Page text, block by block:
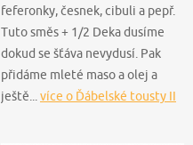
feferonky, česnek, cibuli a pepř.
Tuto směs + 1/2 Deka dusíme
dokud se šťáva nevydusí. Pak
přidáme mleté maso a olej a
ještě...více o Ďábelské tousty II